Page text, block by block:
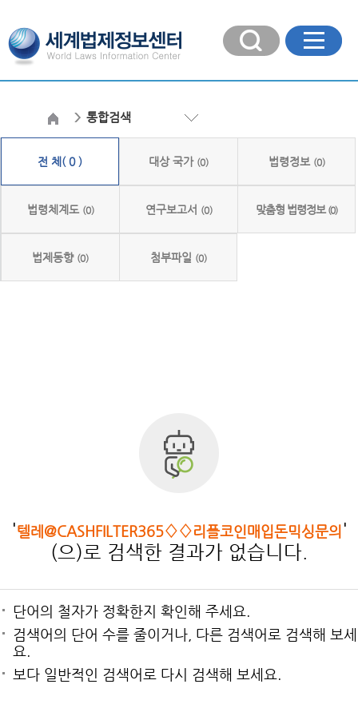
통합검색
전 체( 0 ) 대상 국가 (0) 법령정보 (0)
법령체계도 (0) 연구보고서 (0) 맞춤형 법령정보 (0)
법제동향 (0) 첨부파일 (0)
'텔레@CASHFILTER365♢♢리플코인매입돈믹싱문의 '
(으)로 검색한 결과가 없습니다.
단어의 철자가 정확한지 확인해 주세요.
검색어의 단어 수를 줄이거나, 다른 검색어로 검색해 보세
요.
보다 일반적인 검색어로 다시 검색해 보세요.